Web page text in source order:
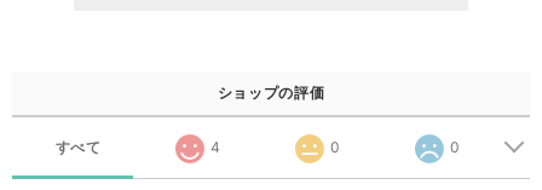
ショップの評価
すべて 4 0 0